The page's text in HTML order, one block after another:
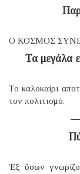
Ο ΚΟΣΜΟΣ
Τα μεγάλα
Tο καλοκαίρι
τον πολιτισμό.
Ἐξ ὅσων